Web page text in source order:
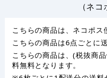
（ネコ
こちらの商品は、ネコポス
こちらの商品は6点ごとに
こちらの商品は、(税抜商
料無料となります。